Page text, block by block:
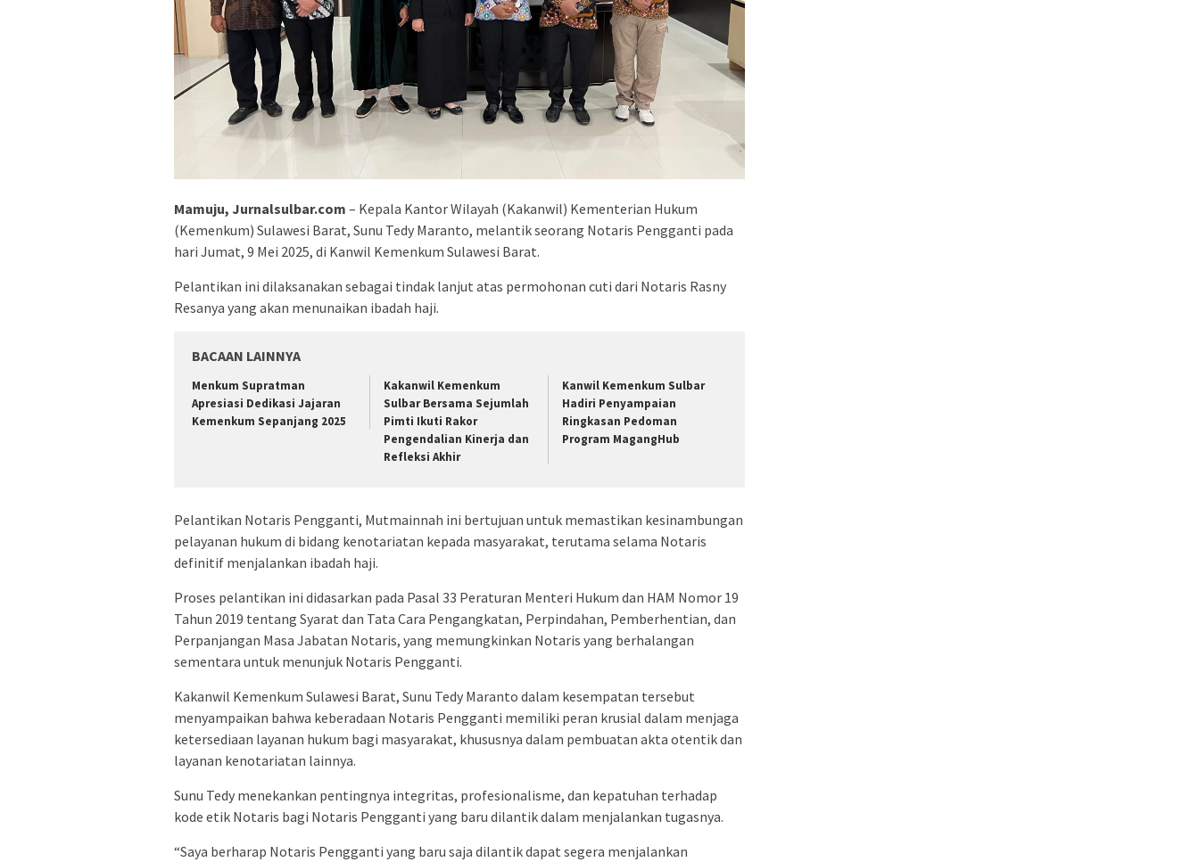
Mamuju, Jurnalsulbar.com – Kepala Kantor Wilayah (Kakanwil) Kementerian Hukum
(Kemenkum) Sulawesi Barat, Sunu Tedy Maranto, melantik seorang Notaris Pengganti pada
hari Jumat, 9 Mei 2025, di Kanwil Kemenkum Sulawesi Barat.
Pelantikan ini dilaksanakan sebagai tindak lanjut atas permohonan cuti dari Notaris Rasny
Resanya yang akan menunaikan ibadah haji.
BACAAN LAINNYA
Menkum Supratman
Apresiasi Dedikasi Jajaran
Kemenkum Sepanjang 2025
Kakanwil Kemenkum
Sulbar Bersama Sejumlah
Pimti Ikuti Rakor
Pengendalian Kinerja dan
Refleksi Akhir
Kanwil Kemenkum Sulbar
Hadiri Penyampaian
Ringkasan Pedoman
Program MagangHub
Pelantikan Notaris Pengganti, Mutmainnah ini bertujuan untuk memastikan kesinambungan
pelayanan hukum di bidang kenotariatan kepada masyarakat, terutama selama Notaris
definitif menjalankan ibadah haji.
Proses pelantikan ini didasarkan pada Pasal 33 Peraturan Menteri Hukum dan HAM Nomor 19
Tahun 2019 tentang Syarat dan Tata Cara Pengangkatan, Perpindahan, Pemberhentian, dan
Perpanjangan Masa Jabatan Notaris, yang memungkinkan Notaris yang berhalangan
sementara untuk menunjuk Notaris Pengganti.
Kakanwil Kemenkum Sulawesi Barat, Sunu Tedy Maranto dalam kesempatan tersebut
menyampaikan bahwa keberadaan Notaris Pengganti memiliki peran krusial dalam menjaga
ketersediaan layanan hukum bagi masyarakat, khususnya dalam pembuatan akta otentik dan
layanan kenotariatan lainnya.
Sunu Tedy menekankan pentingnya integritas, profesionalisme, dan kepatuhan terhadap
kode etik Notaris bagi Notaris Pengganti yang baru dilantik dalam menjalankan tugasnya.
“Saya berharap Notaris Pengganti yang baru saja dilantik dapat segera menjalankan